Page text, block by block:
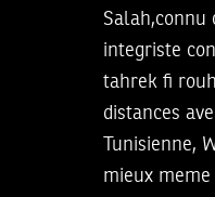
Salah,connu
integriste
tahrek fi
distances
Tunisienne,
mieux